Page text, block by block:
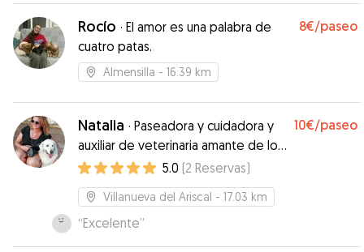
Rocío · El amor es una palabra de
cuatro patas.
8€/paseo
Almensilla - 16.39 km
Natalia · Paseadora y cuidadora y
auxiliar de veterinaria amante de los
perros y mundo animal
10€/paseo
5.0 (2 Reservas)
Villanueva del Ariscal - 17.03 km
“Excelente”